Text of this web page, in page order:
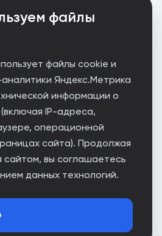
файлы
файлы cookie и
Яндекс.Метрика
информации о
IP-адреса,
операционной
сайта). Продолжая
сайтом, вы соглашаетесь
данных технологий.
- Кышкы учак
Поделиться